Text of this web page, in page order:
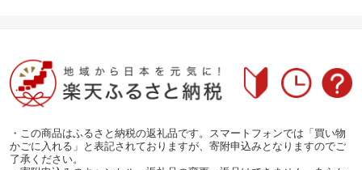
・この商品はふるさと納税の返礼品です。スマートフォンでは「買い物
かごに入れる」と表記されておりますが、寄附申込みとなりますのでご
了承ください。